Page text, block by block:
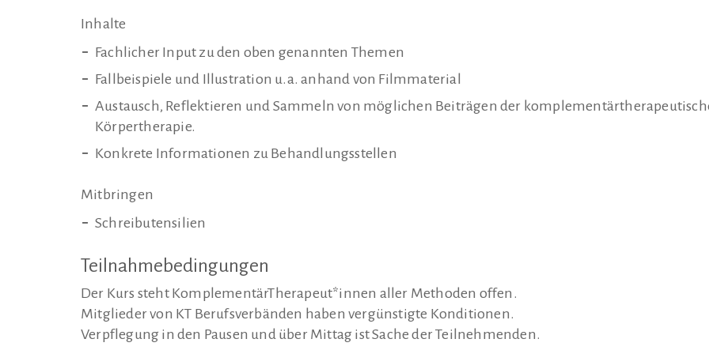
Inhalte
Fachlicher Input zu den oben genannten Themen
Fallbeispiele und Illustration u.a. anhand von Filmmaterial
Austausch, Reflektieren und Sammeln von möglichen Beiträgen der
Körpertherapie.
Konkrete Informationen zu Behandlungsstellen
Mitbringen
Schreibutensilien
Teilnahmebedingungen
Der Kurs steht KomplementärTherapeut*innen aller Methoden offen.
Mitglieder von KT Berufsverbänden haben vergünstigte Konditionen.
Verpflegung in den Pausen und über Mittag ist Sache der Teilnehmenden.